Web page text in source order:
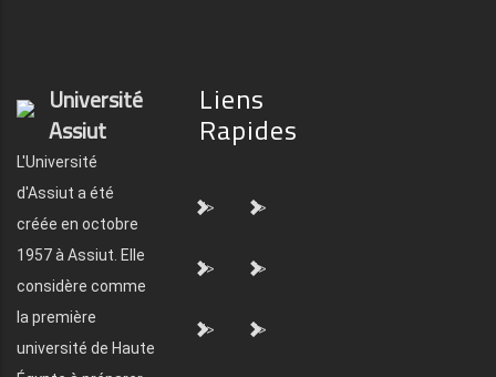
Université
Assiut
L'Université
d'Assiut a été
créée en octobre
1957 à Assiut. Elle
considère comme
la première
université de Haute
Liens
Rapides
"> ">
"> ">
"> ">